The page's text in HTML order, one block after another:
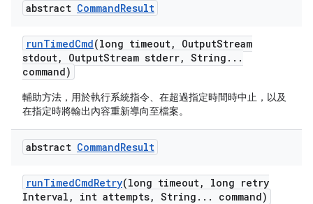
abstract CommandResult
runTimedCmd(long timeout, OutputStream
stdout, OutputStream stderr, String . . .
command)
輔助方法，用於執行系統指令、在超過指定時間時中止，以及
在指定時將輸出內容重新導向至檔案。
abstract CommandResult
runTimedCmdRetry(long timeout,
long retry
Interval , int attempts, String . . . command)